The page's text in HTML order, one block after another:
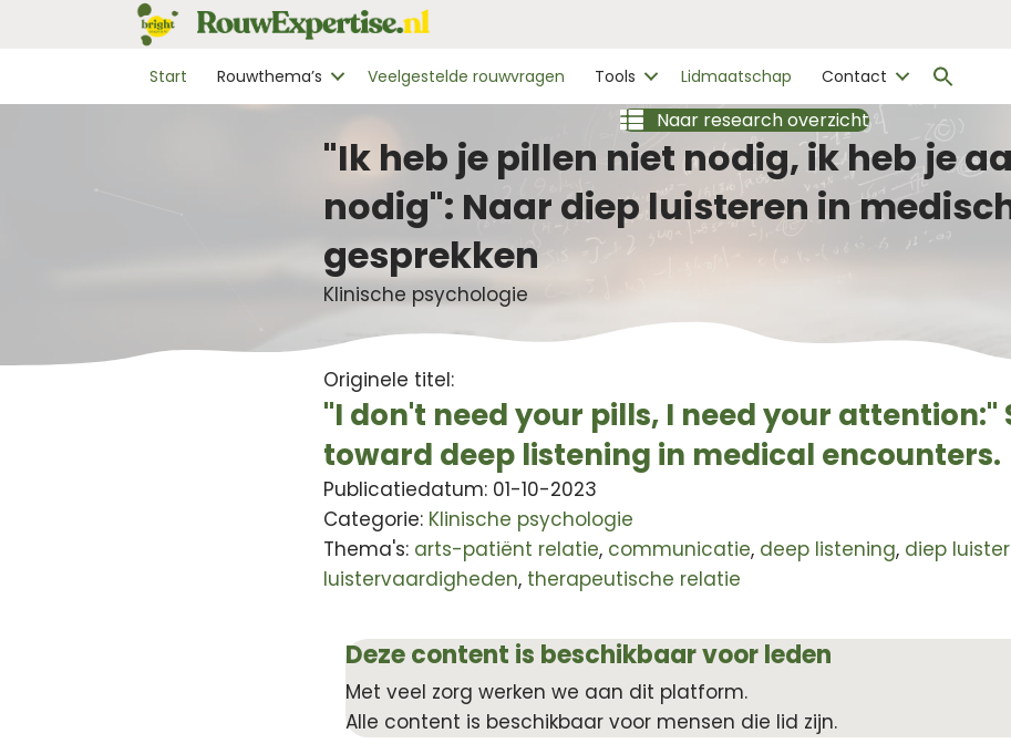
Start Rouwthema’s Veelgestelde rouwvragen Tools Lidmaatschap Contact
Naar research overzicht
"Ik heb je pillen niet nodig, ik heb je
nodig": Naar diep luisteren in
gesprekken
Klinische psychologie
Originele titel:
"I don't need your pills, I need your attention:"
toward deep listening in medical encounters.
Publicatiedatum: 01-10-2023
Categorie: Klinische psychologie
Thema's: arts-patiënt relatie, communicatie, deep listening, diep
luistervaardigheden, therapeutische relatie
Deze content is beschikbaar voor leden
Met veel zorg werken we aan dit platform.
Alle content is beschikbaar voor mensen die lid zijn.